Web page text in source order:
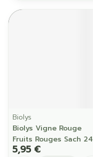
Biolys
Biolys Vigne Rouge
Fruits Rouges Sach 24
5,95 €